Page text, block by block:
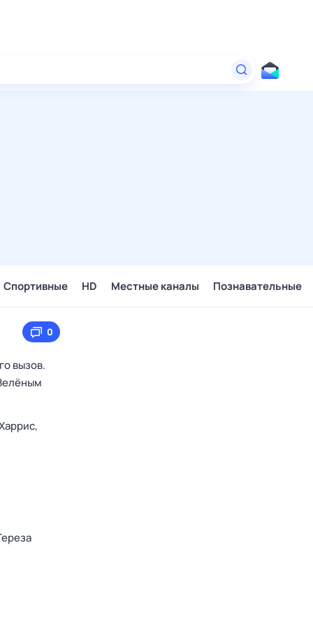
Спортивные HD Местные каналы Познавательные
0
вызов.